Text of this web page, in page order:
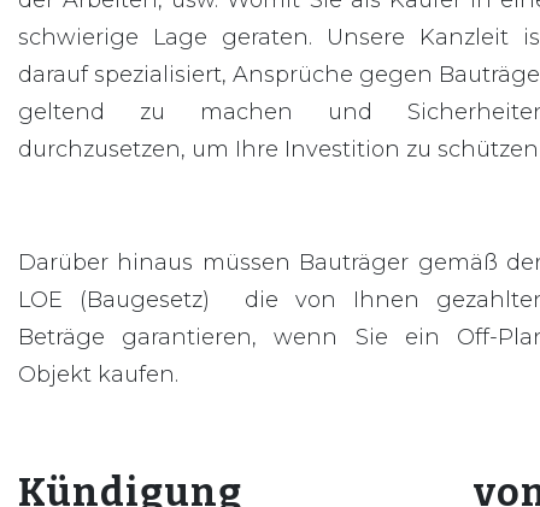
schwierige Lage geraten. Unsere Kanzleit
darauf spezialisiert, Ansprüche gegen
geltend zu machen und
durchzusetzen, um Ihre Investition zu
Darüber hinaus müssen Bauträger gemäß
LOE (Baugesetz) die von Ihnen
Beträge garantieren, wenn Sie ein Off-
Objekt kaufen.
Kündigung